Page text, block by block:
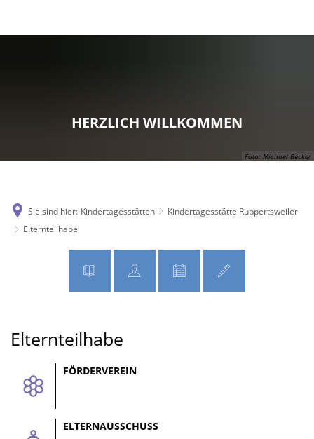
Foto: Michael Becker
HERZLICH WILLKOMMEN
Sie sind hier: Kindertagesstätten
Kindertagesstätte Ruppertsweiler
Elternteilhabe
Elternteilhabe
Elternteilhabe
FÖRDERVEREIN
ELTERNAUSSCHUSS